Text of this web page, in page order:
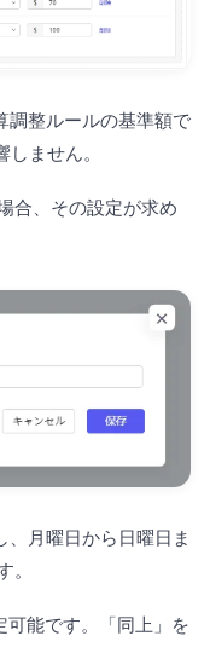
整ルールの基準額で
ません。
、その設定が求め
、月曜日から日曜日ま
能です。「同上」を